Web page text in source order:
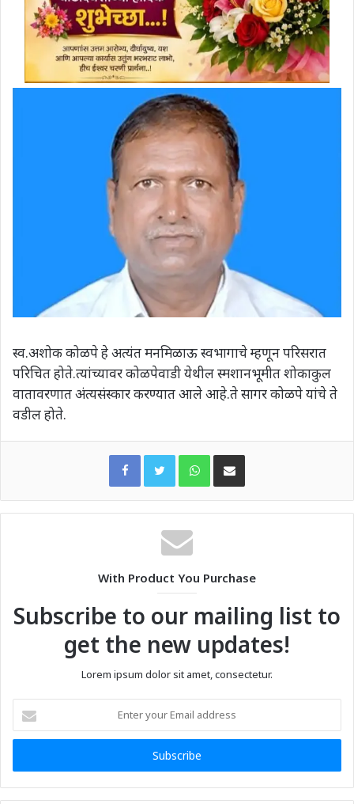
स्व.अशोक कोळपे हे अत्यंत मनमिळाऊ स्वभागाचे म्हणून परिसरात
परिचित होते.त्यांच्यावर कोळपेवाडी येथील स्मशानभूमीत शोकाकुल
वातावरणात अंत्यसंस्कार करण्यात आले आहे.ते सागर कोळपे यांचे ते
वडील होते.
WhatsAppShare via Email
With Product You Purchase
Subscribe to our mailing list to
get the new updates!
Lorem ipsum dolor sit amet, consectetur.
your
Email